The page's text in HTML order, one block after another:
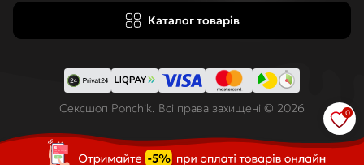
0
Каталог товарів
Сексшоп Ponchik. Всі права захищені © 2026